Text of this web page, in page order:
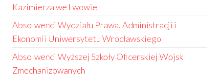
Kazimierza we Lwowie
Absolwenci Wydziału Prawa, Administracji i
Ekonomii Uniwersytetu Wrocławskiego
Absolwenci Wyższej Szkoły Oficerskiej Wojsk
Zmechanizowanych